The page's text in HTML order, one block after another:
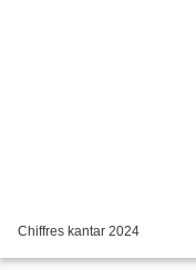
Chiffres kantar 2024